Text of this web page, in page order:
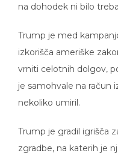
na dohodek ni bilo
Trump je med
izkorišča ameriške
vrniti celotnih dolgov,
je samohvale na račun
nekoliko umiril.
Trump je gradil igrišča
zgradbe, na katerih je